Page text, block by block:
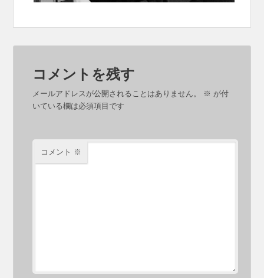
コメントを残す
メールアドレスが公開されることはありません。 ※ が付
いている欄は必須項目です
コメント ※